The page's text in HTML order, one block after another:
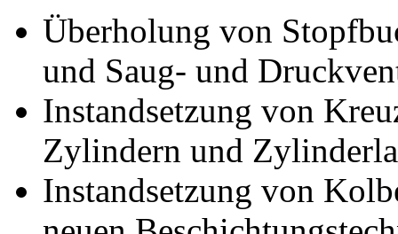
Überholung von
und Saug- und
Instandsetzung von
Zylindern und
Instandsetzung von